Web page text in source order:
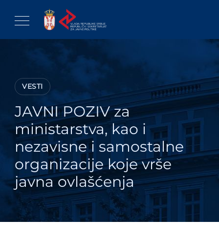
content
VESTI
JAVNI POZIV za
ministarstva, kao i
nezavisne i samostalne
organizacije koje vrše
javna ovlašćenja